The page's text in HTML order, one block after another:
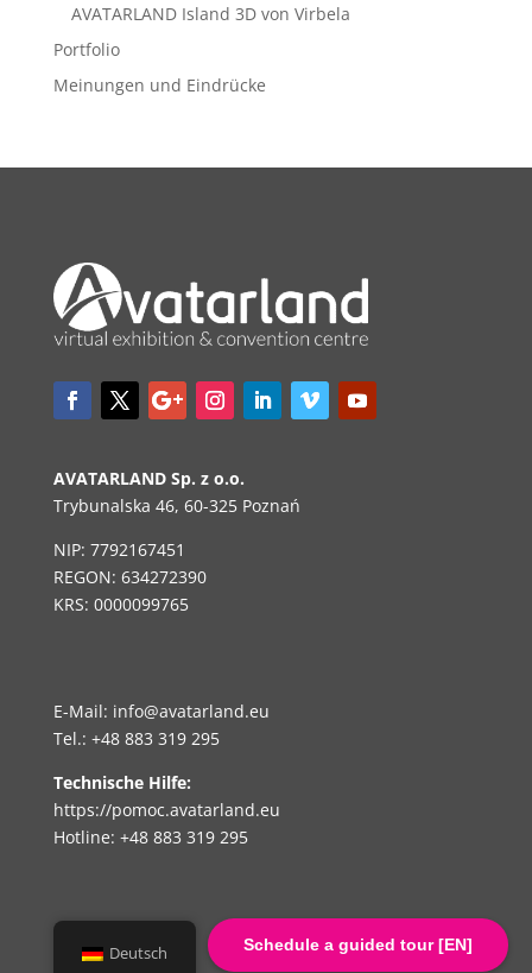
Schedule a guided tour [EN]
AVATARLAND Island 3D von Virbela
Portfolio
Meinungen und Eindrücke
AVATARLAND Sp. z o.o.
Trybunalska 46, 60-325 Poznań
NIP: 7792167451
REGON: 634272390
KRS: 0000099765
E-Mail: info@avatarland.eu
Tel.: +48 883 319 295
Technische Hilfe:
https://pomoc.avatarland.eu
Hotline: +48 883 319 295
Deutsch